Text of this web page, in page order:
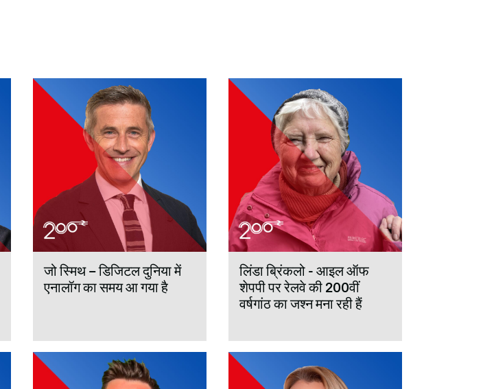
जो स्मिथ – डिजिटल दुनिया में
एनालॉग का समय आ गया है
लिंडा ब्रिंकलो - आइल ऑफ
शेपपी पर रेलवे की 200वीं
वर्षगांठ का जश्न मना रही हैं